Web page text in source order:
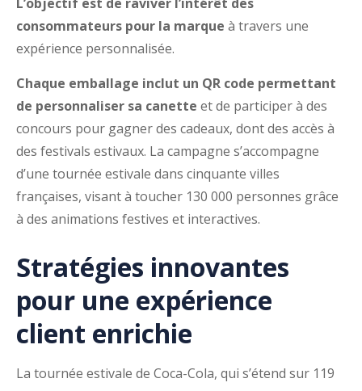
consommateurs pour la marque à travers une
expérience personnalisée.
Chaque emballage inclut un QR code permettant
de personnaliser sa canette et de participer à des
concours pour gagner des cadeaux, dont des accès à
des festivals estivaux. La campagne s’accompagne
d’une tournée estivale dans cinquante villes
françaises, visant à toucher 130 000 personnes grâce
à des animations festives et interactives.
Stratégies innovantes
pour une expérience
client enrichie
La tournée estivale de Coca-Cola, qui s’étend sur 119